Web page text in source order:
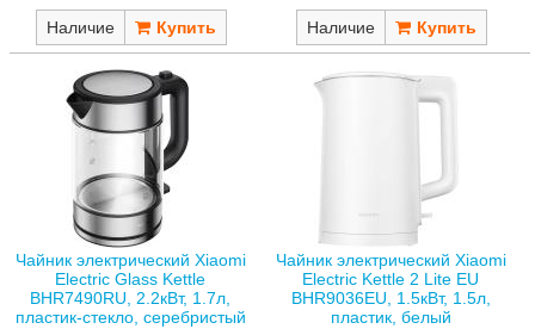
Наличие Наличие
Чайник электрический Xiaomi
Electric Glass Kettle
BHR7490RU, 2.2кВт, 1.7л,
пластик-стекло, серебристый
Чайник электрический Xiaomi
Electric Kettle 2 Lite EU
BHR9036EU, 1.5кВт, 1.5л,
пластик, белый